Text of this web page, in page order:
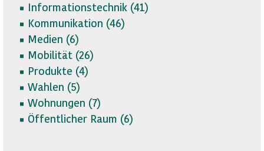
Informationstechnik (41)
Kommunikation (46)
Medien (6)
Mobilität (26)
Produkte (4)
Wahlen (5)
Wohnungen (7)
Öffentlicher Raum (6)